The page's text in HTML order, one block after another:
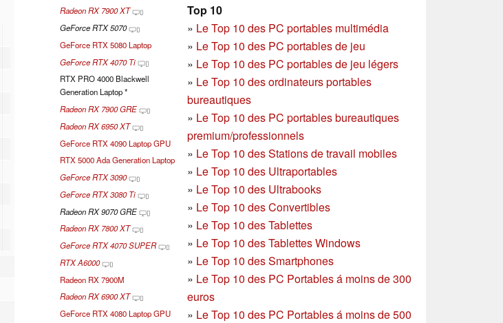
Radeon RX 7900 XT
GeForce RTX 5070
GeForce RTX 5080 Laptop
GeForce RTX 4070 Ti
RTX PRO 4000 Blackwell
Generation Laptop *
Radeon RX 7900 GRE
Radeon RX 6950 XT
GeForce RTX 4090 Laptop GPU
RTX 5000 Ada Generation Laptop
GeForce RTX 3090
GeForce RTX 3080 Ti
Radeon RX 9070 GRE
Radeon RX 7800 XT
GeForce RTX 4070 SUPER
RTX A6000
Radeon RX 7900M
Radeon RX 6900 XT
GeForce RTX 4080 Laptop GPU
Top 10
» Le Top 10 des PC portables multimédia
» Le Top 10 des PC portables de jeu
» Le Top 10 des PC portables de jeu légers
» Le Top 10 des ordinateurs portables
bureautiques
» Le Top 10 des PC portables bureautiques
premium/professionnels
» Le Top 10 des Stations de travail mobiles
» Le Top 10 des Ultraportables
» Le Top 10 des Ultrabooks
» Le Top 10 des Convertibles
» Le Top 10 des Tablettes
» Le Top 10 des Tablettes Windows
» Le Top 10 des Smartphones
» Le Top 10 des PC Portables á moins de 300
euros
» Le Top 10 des PC Portables á moins de 500